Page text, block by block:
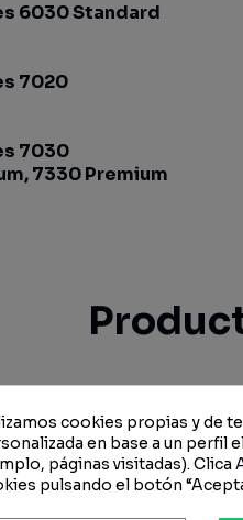
6030 Standard
7020
7030
7330 Premium
cookies propias y de
en base a un perfil
páginas visitadas). Clica
pulsando el botón